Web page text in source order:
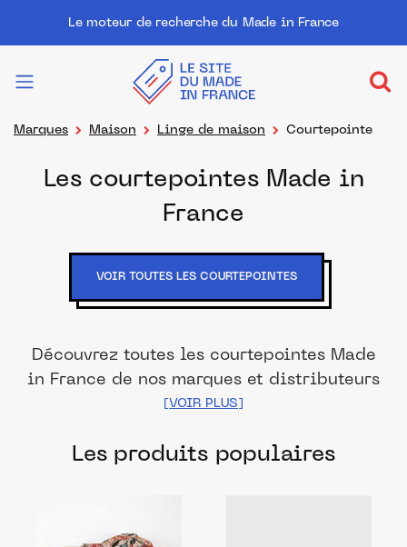
Le moteur de recherche du Made in France
Marques Maison Linge de maison Courtepointe
Les courtepointes Made in
France
VOIR TOUTES LES COURTEPOINTES
Découvrez toutes les courtepointes Made
in France de nos marques et distributeurs
partenaires. Des produits fabriqués dans
français pour chacune de vos envies.
Les produits populaires